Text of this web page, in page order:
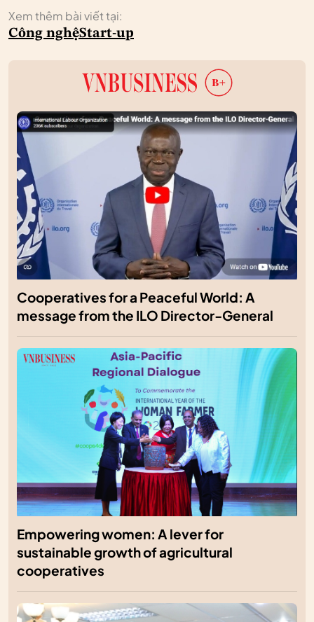
Xem thêm bài viết tại:
Công nghệStart-up
Cooperatives for a Peaceful World: A
message from the ILO Director-General
Empowering women: A lever for
sustainable growth of agricultural
cooperatives